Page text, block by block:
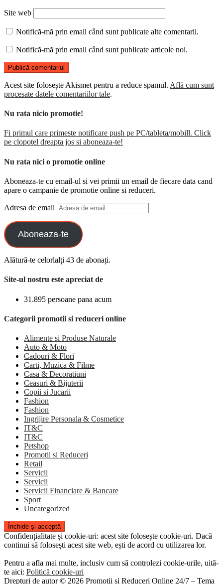
Site web
Notifică-mă prin email când sunt publicate alte comentarii.
Notifică-mă prin email când sunt publicate articole noi.
Acest site folosește Akismet pentru a reduce spamul. Află cum sunt
procesate datele comentariilor tale.
Nu rata nicio promotie!
Fi primul care primeste notificare push pe PC/tableta/mobill. Click
pe clopotel dreapta jos si aboneaza-te!
Nu rata nici o promotie online
Aboneaza-te cu email-ul si vei primii un email de fiecare data cand
apare o campanie de promotie online si reduceri.
Adresa de email
Aboneaza-te
Alătură-te celorlalți 43 de abonați.
Site-ul nostru este apreciat de
31.895 persoane pana acum
Categorii promotii si reduceri online
Alimente si Produse Naturale
Auto & Moto
Cadouri & Flori
Carti, Muzica & Filme
Casa & Decoratiuni
Ceasuri & Bijuterii
Copii si Jucarii
Fashion
Fashion
Ingrijire Personala & Cosmetice
IT&C
IT&C
Petshop
Promotii si Reduceri
Retail
Servicii
Servicii
Servicii Financiare & Bancare
Sport
Uncategorized
Confidențialitate și cookie-uri: acest site folosește cookie-uri. Dacă
continui să folosești acest site web, ești de acord cu utilizarea lor.
Pentru a afla mai multe, inclusiv cum să controlezi cookie-urile, uită-
te aici: Politică cookie-uri
Drepturi de autor © 2026 Promoții și Reduceri Online 24/7 – Tema